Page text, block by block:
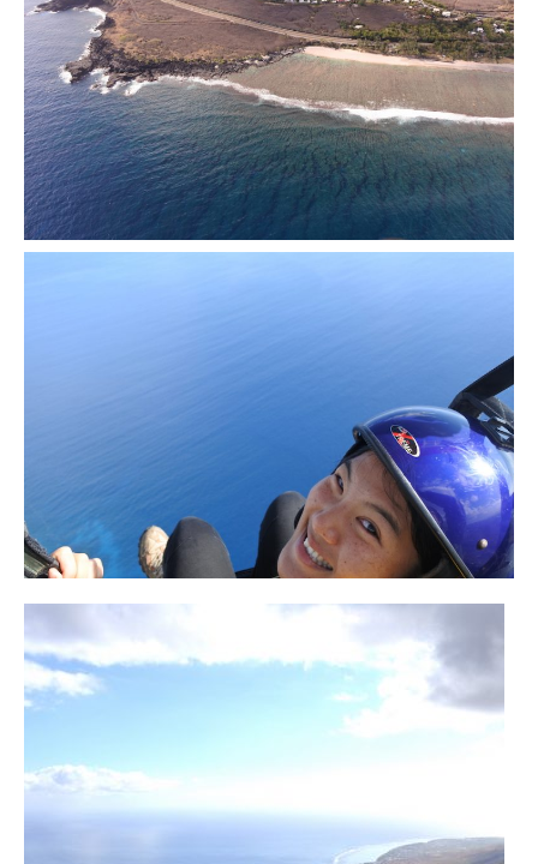
– Guilin
– Xi’an
CORÉE DU SUD
– Séoul
DANEMARK
JAPON
– Osaka
PORTUGAL
– Los Angeles
VIETNAM